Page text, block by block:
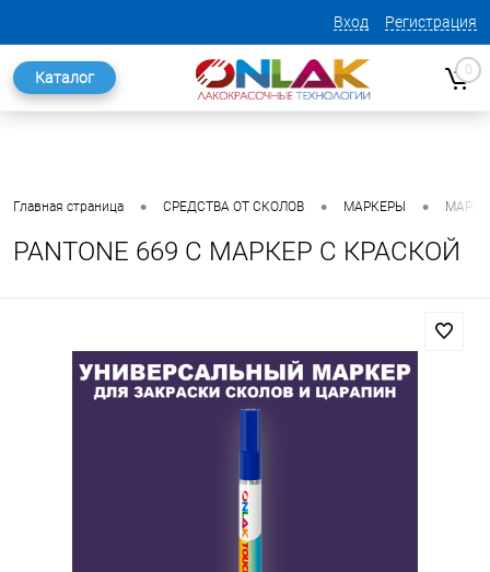
Вход Регистрация
Каталог 0
Главная страница • СРЕДСТВА ОТ СКОЛОВ • МАРКЕРЫ •
PANTONE 669 C МАРКЕР С КРАСКОЙ